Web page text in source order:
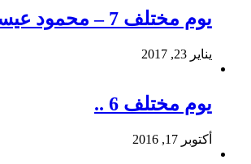
يوم مختلف 7 – محمود عيسى
يناير 23, 2017
يوم مختلف 6 ..
أكتوبر 17, 2016